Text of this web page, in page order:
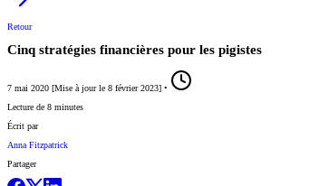
Retour
Cinq stratégies financières pour les pigistes
7 mai 2020 [Mise à jour le 8 février 2023] •
Lecture de 8 minutes
Écrit par
Anna Fitzpatrick
Partager